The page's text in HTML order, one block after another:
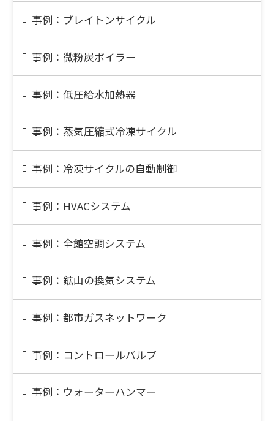
事例：ブレイトンサイクル
事例：微粉炭ボイラー
事例：低圧給水加熱器
事例：蒸気圧縮式冷凍サイクル
事例：冷凍サイクルの自動制御
事例：HVACシステム
事例：全館空調システム
事例：鉱山の換気システム
事例：都市ガスネットワーク
事例：コントロールバルブ
事例：ウォーターハンマー